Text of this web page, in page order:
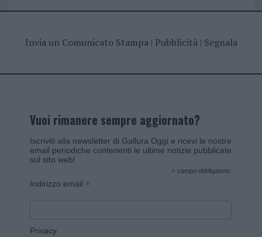
Invia un Comunicato Stampa| Pubblicità| Segnala
Vuoi rimanere sempre aggiornato?
Iscriviti alla newsletter di Gallura Oggi e ricevi le nostre
email periodiche contenenti le ultime notizie pubblicate
sul sito web!
* campo obbligatorio
Indirizzo email *
Privacy